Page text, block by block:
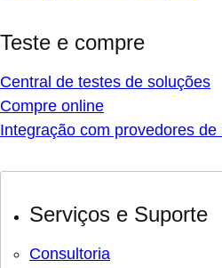
Teste e compre
Central de testes de soluções
Compre online
Integração com provedores de
Serviços e Suporte
Consultoria